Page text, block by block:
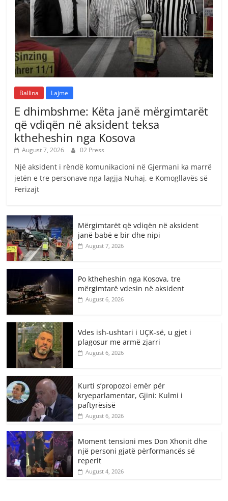
Ballina Lajme
E dhimbshme: Këta janë mërgimtarët
që vdiqën në aksident teksa
ktheheshin nga Kosova
August 7, 2026 02 Press
Një aksident i rëndë komunikacioni në Gjermani ka marrë
jetën e tre personave nga lagjja Nuhaj, e Komogllavës së
Ferizajt
Mërgimtarët që vdiqën në aksident
janë babë e bir dhe nipi
August 7, 2026
Po ktheheshin nga Kosova, tre
mërgimtarë vdesin në aksident
August 6, 2026
Vdes ish-ushtari i UÇK-së, u gjet i
plagosur me armë zjarri
August 6, 2026
Kurti s’propozoi emër për
kryeparlamentar, Gjini: Kulmi i
paftyrësisë
August 6, 2026
Moment tensioni mes Don Xhonit dhe
një personi gjatë përformancës së
reperit
August 4, 2026